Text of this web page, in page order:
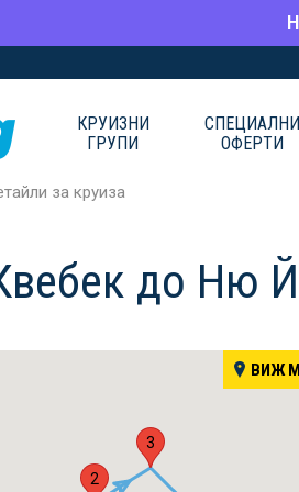
КРУИЗНИ
ГРУПИ
СПЕЦИАЛНИ
ОФЕРТИ
за круиза
до Ню
2
3
ВИЖ